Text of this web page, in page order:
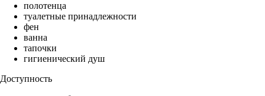
полотенца
туалетные принадлежности
фен
ванна
тапочки
гигиенический душ
Доступность